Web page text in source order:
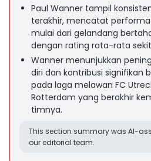
Paul Wanner tampil
terakhir, mencatat performa
mulai dari gelandang
dengan rating rata-rata
Wanner menunjukkan
diri dan kontribusi signifikan
pada laga melawan FC
Rotterdam yang berakhir
timnya.
This section summary was AI-
our editorial team.